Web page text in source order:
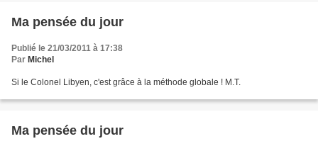
Ma pensée du jour
Publié le 21/03/2011 à 17:38
Par Michel
Si le Colonel Libyen, c'est grâce à la méthode globale ! M.T.
Ma pensée du jour